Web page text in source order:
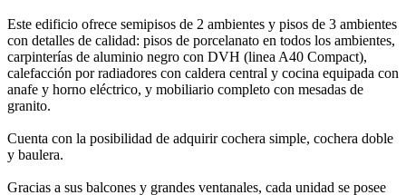
Este edificio ofrece semipisos de 2 ambientes y pisos de 3 ambientes
con detalles de calidad: pisos de porcelanato en todos los ambientes,
carpinterías de aluminio negro con DVH (linea A40 Compact),
calefacción por radiadores con caldera central y cocina equipada con
anafe y horno eléctrico, y mobiliario completo con mesadas de
granito.
Cuenta con la posibilidad de adquirir cochera simple, cochera doble
y baulera.
Gracias a sus balcones y grandes ventanales, cada unidad se posee